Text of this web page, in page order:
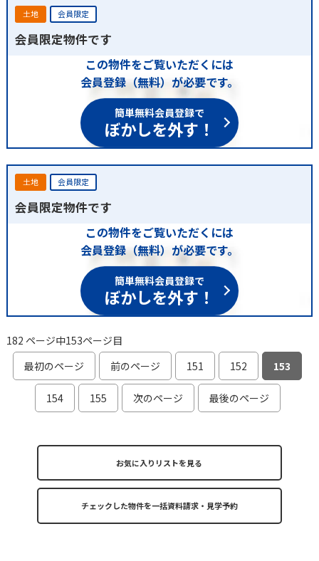
土地 会員限定
会員限定物件です
この物件をご覧いただくには
会員登録（無料）が必要です。
簡単無料会員登録で
ぼかしを外す！
土地 会員限定
会員限定物件です
この物件をご覧いただくには
会員登録（無料）が必要です。
簡単無料会員登録で
ぼかしを外す！
182 ページ中153ページ目
最初のページ
前のページ 151 152 153
154 155 次のページ 最後のページ
お気に入りリストを見る